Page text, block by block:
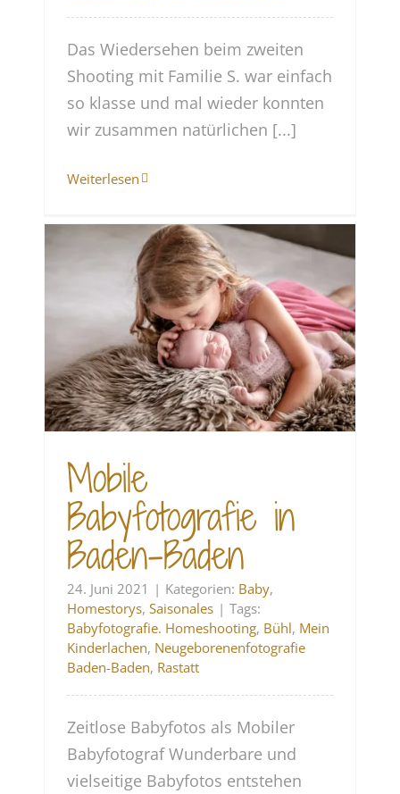
Das Wiedersehen beim zweiten
Shooting mit Familie S. war einfach
so klasse und mal wieder konnten
wir zusammen natürlichen [...]
Weiterlesen
Mobile
Babyfotografie in
Baden-Baden
24. Juni 2021 | Kategorien: Baby,
Homestorys,Saisonales | Tags:
Babyfotografie. Homeshooting, Bühl, Mein
Kinderlachen, Neugeborenenfotografie
Baden-Baden, Rastatt
Zeitlose Babyfotos als Mobiler
Babyfotograf Wunderbare und
vielseitige Babyfotos entstehen